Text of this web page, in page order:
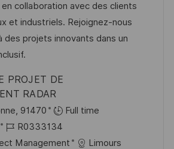
collaboration avec des clients
et industriels. Rejoignez-nous
des projets innovants dans un
PROJET DE
RADAR
91470
Full time
J
o
R0333134
Management
Limours